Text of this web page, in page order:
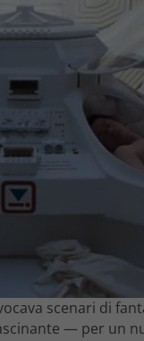
scenari di
— per un